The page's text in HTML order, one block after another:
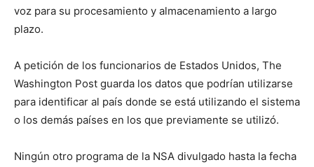
voz para su procesamiento y almacenamiento a largo
plazo.
A petición de los funcionarios de Estados Unidos, The
Washington Post guarda los datos que podrían utilizarse
para identificar al país donde se está utilizando el sistema
o los demás países en los que previamente se utilizó.
Ningún otro programa de la NSA divulgado hasta la fecha